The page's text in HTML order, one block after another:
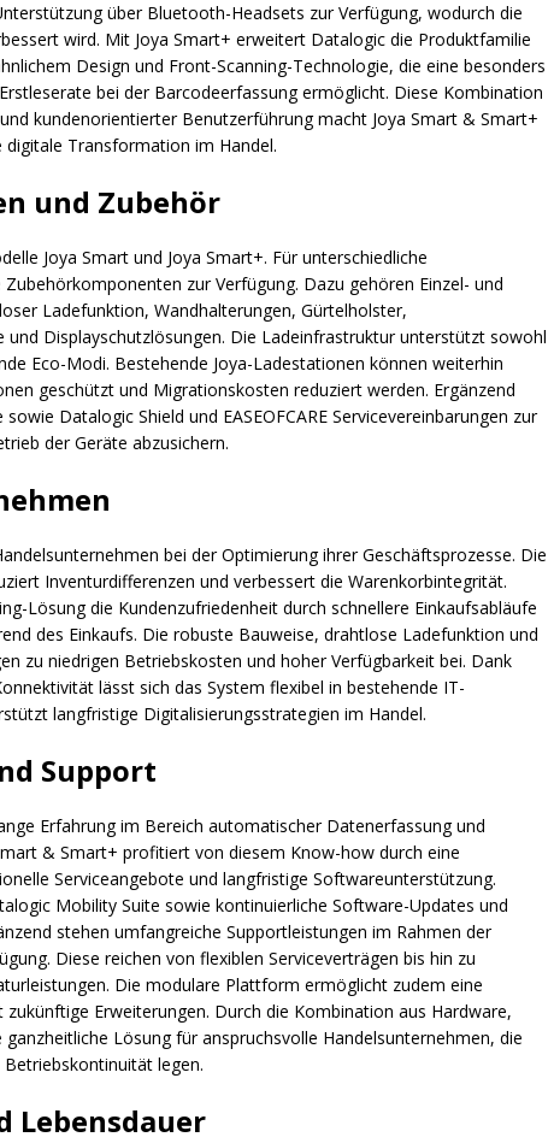
über Bluetooth-Headsets zur Verfügung, wodurch die
wird. Mit Joya Smart+ erweitert Datalogic die Produktfamilie
Design und Front-Scanning-Technologie, die eine besonders
bei der Barcodeerfassung ermöglicht. Diese Kombination
kundenorientierter Benutzerführung macht Joya Smart & Smart+
Transformation im Handel.
und Zubehör
Joya Smart und Joya Smart+. Für unterschiedliche
zur Verfügung. Dazu gehören Einzel- und
Ladefunktion, Wandhalterungen, Gürtelholster,
und Displayschutzlösungen. Die Ladeinfrastruktur unterstützt sowohl
Eco-Modi. Bestehende Joya-Ladestationen können weiterhin
geschützt und Migrationskosten reduziert werden. Ergänzend
Datalogic Shield und EASEOFCARE Servicevereinbarungen zur
der Geräte abzusichern.
bei der Optimierung ihrer Geschäftsprozesse. Die
Inventurdifferenzen und verbessert die Warenkorbintegrität.
Lösung die Kundenzufriedenheit durch schnellere Einkaufsabläufe
des Einkaufs. Die robuste Bauweise, drahtlose Ladefunktion und
zu niedrigen Betriebskosten und hoher Verfügbarkeit bei. Dank
lässt sich das System flexibel in bestehende IT-
langfristige Digitalisierungsstrategien im Handel.
Support
Erfahrung im Bereich automatischer Datenerfassung und
& Smart+ profitiert von diesem Know-how durch eine
Serviceangebote und langfristige Softwareunterstützung.
Mobility Suite sowie kontinuierliche Software-Updates und
stehen umfangreiche Supportleistungen im Rahmen der
Diese reichen von flexiblen Serviceverträgen bis hin zu
Die modulare Plattform ermöglicht zudem eine
Erweiterungen. Durch die Kombination aus Hardware,
Lösung für anspruchsvolle Handelsunternehmen, die
legen.
Lebensdauer